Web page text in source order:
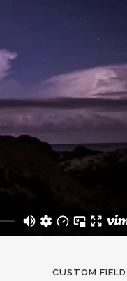
CUSTOM FIELD